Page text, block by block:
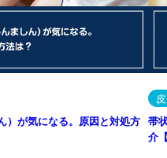
）が気になる。原因と対処方 帯
介